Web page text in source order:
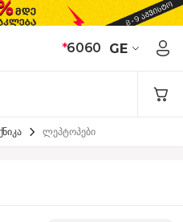
*6060 GE
ლეპტოპები